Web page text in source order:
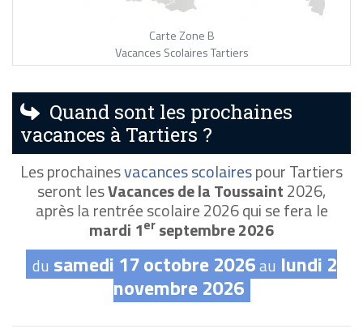
Carte Zone B
Vacances Scolaires Tartiers
Quand sont les prochaines
vacances à Tartiers ?
Les prochainesvacances scolairespour Tartiers
seront lesVacances de la Toussaint2026,
après la rentrée scolaire 2026 qui se fera le
mardi 1er septembre 2026
du samedi 17 octobre 2026au lundi 2
novembre 2026